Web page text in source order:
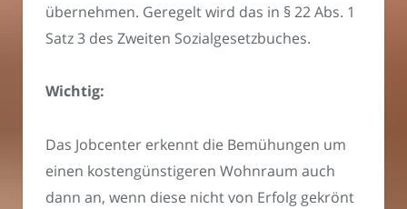
übernehmen. Geregelt wird das in § 22 Abs. 1
Satz 3 des Zweiten Sozialgesetzbuches.
Wichtig:
Das Jobcenter erkennt die Bemühungen um
einen kostengünstigeren Wohnraum auch
dann an, wenn diese nicht von Erfolg gekrönt